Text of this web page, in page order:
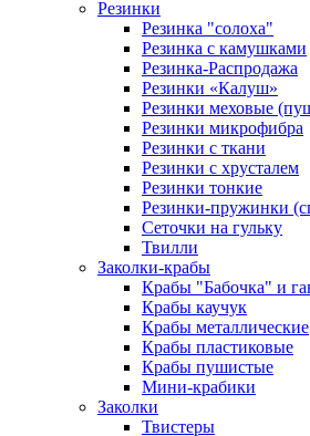
Резинки
Резинка "солоха"
Резинка с камушками
Резинка-Распродажа
Резинки «Калуш»
Резинки меховые
Резинки микрофибра
Резинки с ткани
Резинки с хрусталем
Резинки тонкие
Резинки-пружинки
Сеточки на гульку
Твилли
Заколки-крабы
Крабы "Бабочка" и
Крабы каучук
Крабы металлические
Крабы пластиковые
Крабы пушистые
Мини-крабики
Заколки
Твистеры